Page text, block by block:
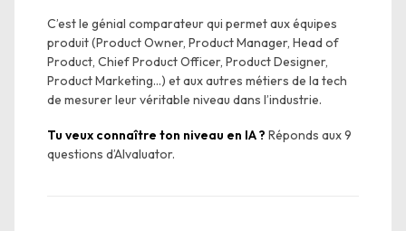
C’est le génial comparateur qui permet aux équipes
produit (Product Owner, Product Manager, Head of
Product, Chief Product Officer, Product Designer,
Product Marketing…) et aux autres métiers de la tech
de mesurer leur véritable niveau dans l’industrie.
Tu veux connaître ton niveau en IA ? Réponds aux 9
questions d’AIvaluator.